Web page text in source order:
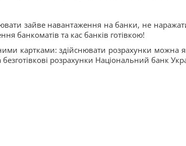
зайве навантаження на банки, не наражати
банкоматів та кас банків готівкою!
картками: здійснювати розрахунки можна
розрахунки Національний банк